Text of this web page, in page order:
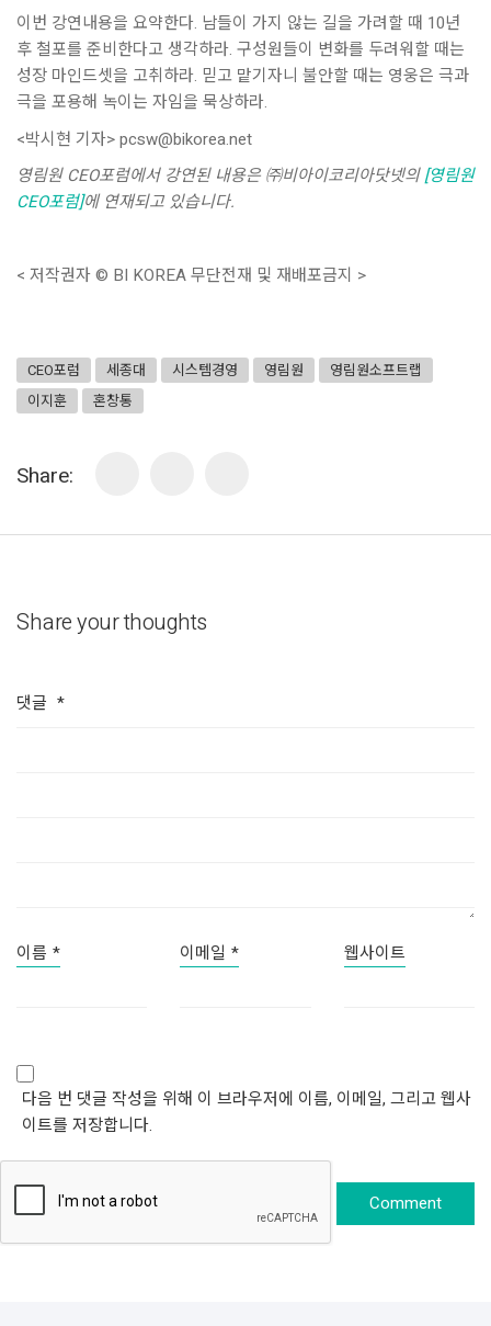
이번 강연내용을 요약한다. 남들이 가지 않는 길을 가려할 때 10년
후 철포를 준비한다고 생각하라. 구성원들이 변화를 두려워할 때는
성장 마인드셋을 고취하라. 믿고 맡기자니 불안할 때는 영웅은 극과
극을 포용해 녹이는 자임을 묵상하라.
<박시현 기자> pcsw@bikorea.net
영림원 CEO포럼에서 강연된 내용은 ㈜비아이코리아닷넷의[영림원
CEO포럼]에 연재되고 있습니다.
< 저작권자 © BI KOREA 무단전재 및 재배포금지 >
CEO포럼 세종대 시스템경영 영림원
영림원소프트랩
이지훈
혼창통
Share:
Share your thoughts
댓글 *
이름 * 이메일 * 웹사이트
다음 번 댓글 작성을 위해 이 브라우저에 이름, 이메일, 그리고 웹사
이트를 저장합니다.